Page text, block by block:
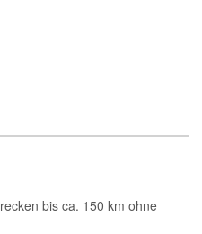
bis ca. 150 km ohne